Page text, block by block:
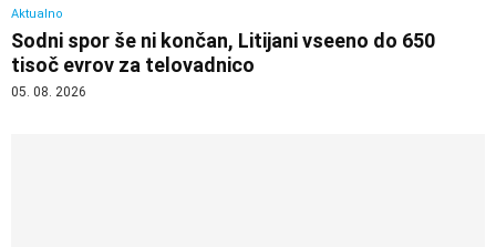
Aktualno
Sodni spor še ni končan, Litijani vseeno do 650
tisoč evrov za telovadnico
05. 08. 2026